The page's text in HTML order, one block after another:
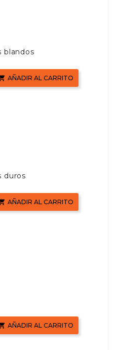
blandos
AÑADIR AL CARRITO
duros
AÑADIR AL CARRITO
AÑADIR AL CARRITO